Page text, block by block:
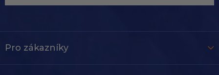
Pro zákazníky